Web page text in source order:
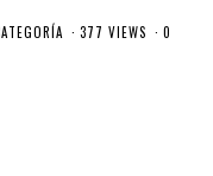
377 VIEWS
0